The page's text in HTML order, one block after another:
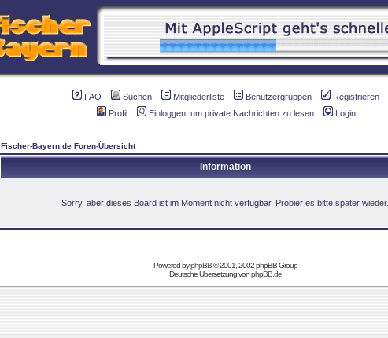
FAQ Suchen Mitgliederliste Benutzergruppen
Registrieren
Profil
Einloggen, um private Nachrichten zu lesen Login
Fischer-Bayern.de Foren-Übersicht
Information
Sorry, aber dieses Board ist im Moment nicht verfügbar. Probier es bitte später wieder.
Powered byphpBB© 2001, 2002 phpBB Group
Deutsche Übersetzung vonphpBB.de